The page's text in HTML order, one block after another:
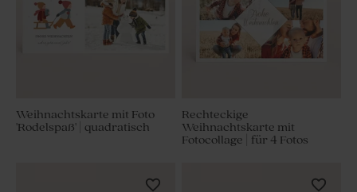
Weihnachtskarte mit Foto
'Rodelspaß' | quadratisch
Rechteckige
Weihnachtskarte mit
Fotocollage | für 4 Fotos